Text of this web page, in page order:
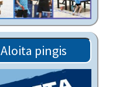
Aloita pingis